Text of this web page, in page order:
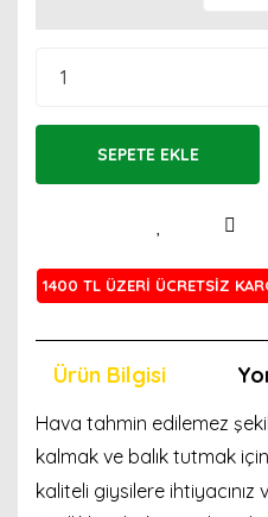
SEPETE EKLE
1400 TL ÜZERİ ÜCRETSİZ
Ürün Bilgisi
Hava tahmin edilemez
kalmak ve balık tutmak
kaliteli giysilere ihtiyacınız